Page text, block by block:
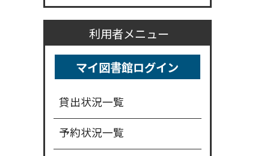
利用者メニュー
マイ図書館ログイン
貸出状況一覧
予約状況一覧